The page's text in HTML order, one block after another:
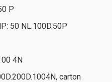
P
50 NL.100D.50P
4N
carton